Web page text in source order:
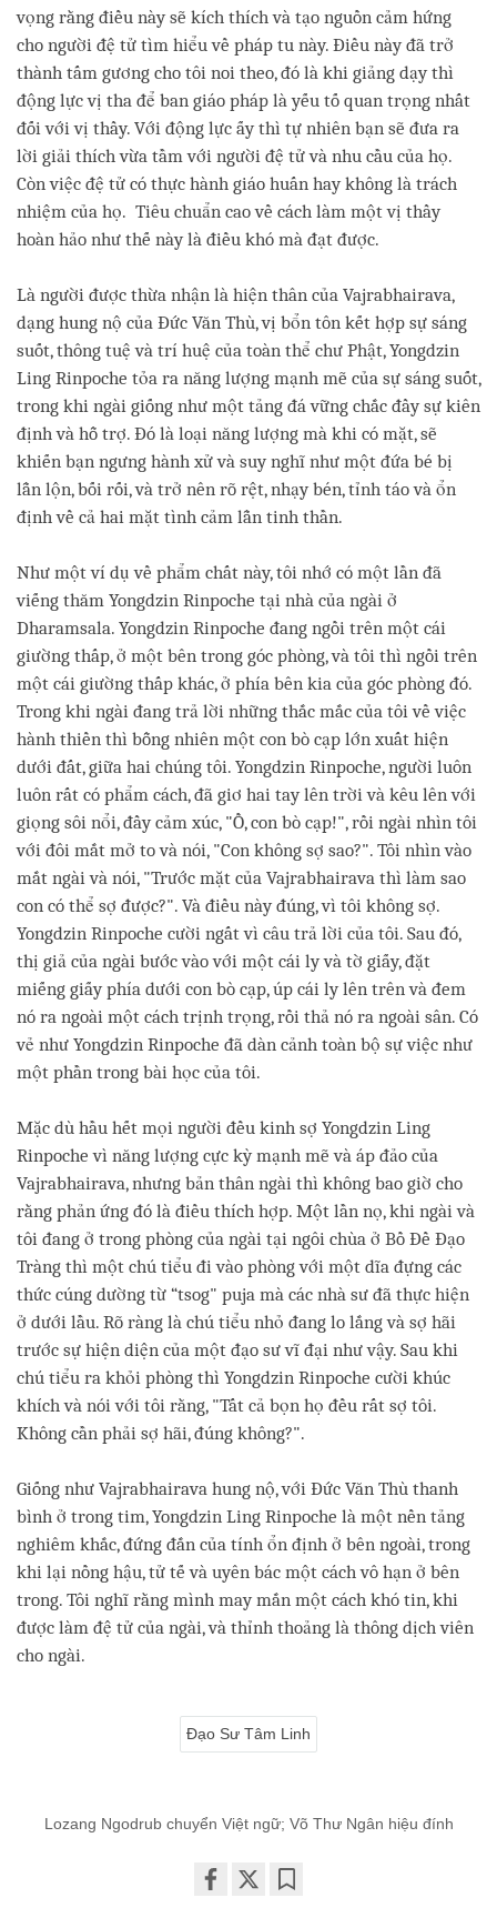
vọng rằng điều này sẽ kích thích và tạo nguồn cảm hứng
cho người đệ tử tìm hiểu về pháp tu này. Điều này đã trở
thành tấm gương cho tôi noi theo, đó là khi giảng dạy thì
động lực vị tha để ban giáo pháp là yếu tố quan trọng nhất
đối với vị thầy. Với động lực ấy thì tự nhiên bạn sẽ đưa ra
lời giải thích vừa tầm với người đệ tử và nhu cầu của họ.
Còn việc đệ tử có thực hành giáo huấn hay không là trách
nhiệm của họ. Tiêu chuẩn cao về cách làm một vị thầy
hoàn hảo như thế này là điều khó mà đạt được.
Là người được thừa nhận là hiện thân của Vajrabhairava,
dạng hung nộ của Đức Văn Thù, vị bổn tôn kết hợp sự sáng
suốt, thông tuệ và trí huệ của toàn thể chư Phật, Yongdzin
Ling Rinpoche tỏa ra năng lượng mạnh mẽ của sự sáng suốt,
trong khi ngài giống như một tảng đá vững chắc đầy sự kiên
định và hỗ trợ. Đó là loại năng lượng mà khi có mặt, sẽ
khiến bạn ngưng hành xử và suy nghĩ như một đứa bé bị
lẫn lộn, bối rối, và trở nên rõ rệt, nhạy bén, tỉnh táo và ổn
định về cả hai mặt tình cảm lẫn tinh thần.
Như một ví dụ về phẩm chất này, tôi nhớ có một lần đã
viếng thăm Yongdzin Rinpoche tại nhà của ngài ở
Dharamsala. Yongdzin Rinpoche đang ngồi trên một cái
giường thấp, ở một bên trong góc phòng, và tôi thì ngồi trên
một cái giường thấp khác, ở phía bên kia của góc phòng đó.
Trong khi ngài đang trả lời những thắc mắc của tôi về việc
hành thiền thì bỗng nhiên một con bò cạp lớn xuất hiện
dưới đất, giữa hai chúng tôi. Yongdzin Rinpoche, người luôn
luôn rất có phẩm cách, đã giơ hai tay lên trời và kêu lên với
giọng sôi nổi, đầy cảm xúc, "Ồ, con bò cạp!", rồi ngài nhìn tôi
với đôi mắt mở to và nói, "Con không sợ sao?". Tôi nhìn vào
mắt ngài và nói, "Trước mặt của Vajrabhairava thì làm sao
con có thể sợ được?". Và điều này đúng, vì tôi không sợ.
Yongdzin Rinpoche cười ngất vì câu trả lời của tôi. Sau đó,
thị giả của ngài bước vào với một cái ly và tờ giấy, đặt
miếng giấy phía dưới con bò cạp, úp cái ly lên trên và đem
nó ra ngoài một cách trịnh trọng, rồi thả nó ra ngoài sân. Có
vẻ như Yongdzin Rinpoche đã dàn cảnh toàn bộ sự việc như
một phần trong bài học của tôi.
Mặc dù hầu hết mọi người đều kinh sợ Yongdzin Ling
Rinpoche vì năng lượng cực kỳ mạnh mẽ và áp đảo của
Vajrabhairava, nhưng bản thân ngài thì không bao giờ cho
rằng phản ứng đó là điều thích hợp. Một lần nọ, khi ngài và
tôi đang ở trong phòng của ngài tại ngôi chùa ở Bồ Đề Đạo
Tràng thì một chú tiểu đi vào phòng với một dĩa đựng các
thức cúng dường từ “tsog" puja mà các nhà sư đã thực hiện
ở dưới lầu. Rõ ràng là chú tiểu nhỏ đang lo lắng và sợ hãi
trước sự hiện diện của một đạo sư vĩ đại như vậy. Sau khi
chú tiểu ra khỏi phòng thì Yongdzin Rinpoche cười khúc
khích và nói với tôi rằng, "Tất cả bọn họ đều rất sợ tôi.
Không cần phải sợ hãi, đúng không?".
Giống như Vajrabhairava hung nộ, với Đức Văn Thù thanh
bình ở trong tim, Yongdzin Ling Rinpoche là một nền tảng
nghiêm khắc, đứng đắn của tính ổn định ở bên ngoài, trong
khi lại nồng hậu, tử tế và uyên bác một cách vô hạn ở bên
trong. Tôi nghĩ rằng mình may mắn một cách khó tin, khi
được làm đệ tử của ngài, và thỉnh thoảng là thông dịch viên
cho ngài.
Đạo Sư Tâm Linh
Lozang Ngodrub chuyển Việt ngữ; Võ Thư Ngân hiệu đính